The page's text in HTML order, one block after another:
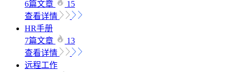
6篇文章
15
查看详情
HR手册
7篇文章
13
查看详情
远程工作